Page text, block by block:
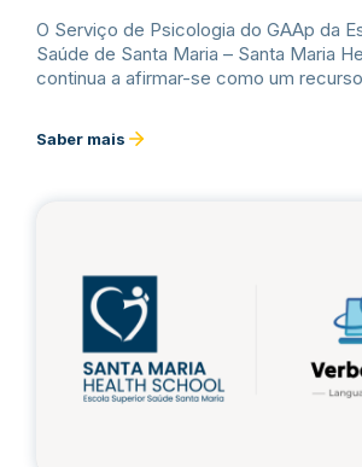
O Serviço de Psicologia do GAAp da
Saúde de Santa Maria – Santa Maria
continua a afirmar-se como um
da comunidade académica, de acordo
relativos ao seu funcionamento e
Saber mais